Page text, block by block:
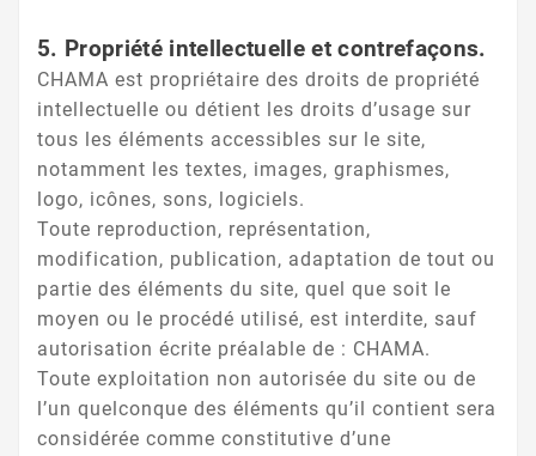
5. Propriété intellectuelle et contrefaçons.
CHAMA est propriétaire des droits de propriété
intellectuelle ou détient les droits d’usage sur
tous les éléments accessibles sur le site,
notamment les textes, images, graphismes,
logo, icônes, sons, logiciels.
Toute reproduction, représentation,
modification, publication, adaptation de tout ou
partie des éléments du site, quel que soit le
moyen ou le procédé utilisé, est interdite, sauf
autorisation écrite préalable de : CHAMA.
Toute exploitation non autorisée du site ou de
l’un quelconque des éléments qu’il contient sera
considérée comme constitutive d’une